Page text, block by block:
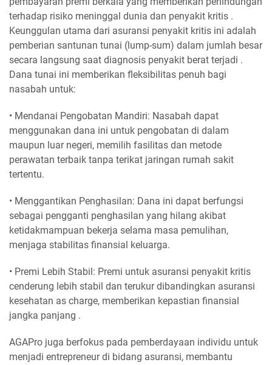
terhadap risiko meninggal dunia dan penyakit kritis .
Keunggulan utama dari asuransi penyakit kritis ini adalah
pemberian santunan tunai (lump-sum) dalam jumlah besar
secara langsung saat diagnosis penyakit berat terjadi .
Dana tunai ini memberikan fleksibilitas penuh bagi
nasabah untuk:
• Mendanai Pengobatan Mandiri: Nasabah dapat
menggunakan dana ini untuk pengobatan di dalam
maupun luar negeri, memilih fasilitas dan metode
perawatan terbaik tanpa terikat jaringan rumah sakit
tertentu.
• Menggantikan Penghasilan: Dana ini dapat berfungsi
sebagai pengganti penghasilan yang hilang akibat
ketidakmampuan bekerja selama masa pemulihan,
menjaga stabilitas finansial keluarga.
• Premi Lebih Stabil: Premi untuk asuransi penyakit kritis
cenderung lebih stabil dan terukur dibandingkan asuransi
kesehatan as charge, memberikan kepastian finansial
jangka panjang .
AGAPro juga berfokus pada pemberdayaan individu untuk
menjadi entrepreneur di bidang asuransi, membantu